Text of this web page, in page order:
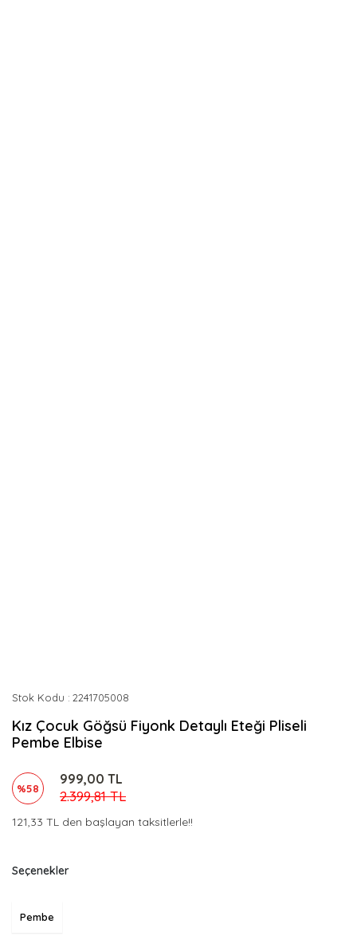
Stok Kodu 2241705008
Kız Çocuk Göğsü Fiyonk Detaylı Eteği Pliseli
Pembe Elbise
%58
999,00 TL
2.399,81 TL
121,33 TL den başlayan taksitlerle!!
Seçenekler
Pembe